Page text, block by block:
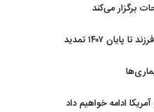
برگزار می‌کند
مهلت معافیت مشمولان دارای سه و چهار فرزند تا پایان ۱۴۰۷ تمدید
ادامه خواهیم داد